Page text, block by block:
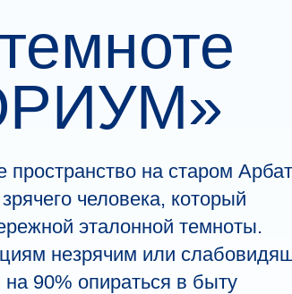
на старом
человека, который
эталонной темноты.
незрячим или
90% опираться в быту